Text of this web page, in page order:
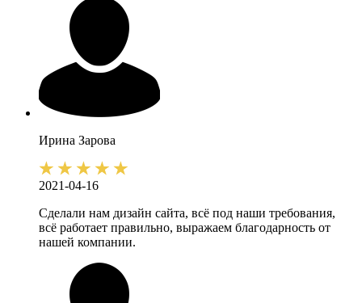
Ирина Зарова
2021-04-16
Сделали нам дизайн сайта, всё под наши требования,
всё работает правильно, выражаем благодарность от
нашей компании.